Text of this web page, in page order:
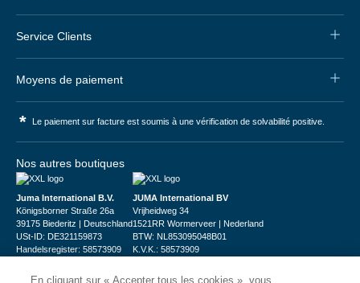
Service Clients
Moyens de paiement
* Le paiement sur facture est soumis à une vérification de solvabilité positive.
Nos autres boutiques
Juma International B.V.
Königsborner Straße 26a
39175 Biederitz | Deutschland
USt-ID: DE321159873
Handelsregister: 58573909
JUMA International BV
Vrijheidweg 34
1521RR Wormerveer | Nederland
BTW: NL853095048B01
K.V.K.: 58573909
En cliquant sur « Accepter tous les cookies », vous